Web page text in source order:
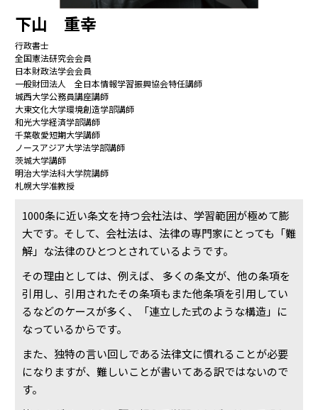
下山 重幸
行政書士
全国憲法研究会会員
日本財政法学会会員
一般財団法人 全日本情報学習振興協会特任講師
城西大学公務員講座講師
大東文化大学環境創造学部講師
和光大学経済学部講師
千葉敬愛短期大学講師
ノースアジア大学法学部講師
茨城大学講師
明治大学法科大学院講師
札幌大学准教授
1000条に近い条文を持つ会社法は、学習範囲が極めて膨
大です。そして、会社法は、法律の専門家にとっても「難
解」な法律のひとつとされているようです。
その理由としては、例えば、 多くの条文が、他の条項を
引用し、引用されたその条項もまた他条項を引用してい
るなどのケースが多く、「連立した式のような構造」に
なっているからです。
また、独特の言い回しである法律文に慣れることが必要
になりますが、難しいことが書いてある訳ではないので
す。